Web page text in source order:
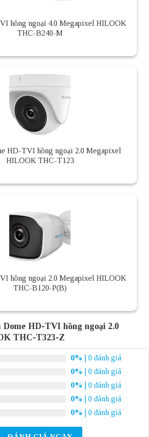
hồng ngoại 4.0 Megapixel HILOOK
THC-B240-M
HD-TVI hồng ngoại 2.0 Megapixel
HILOOK THC-T123
hồng ngoại 2.0 Megapixel HILOOK
THC-B120-P(B)
HD-TVI hồng ngoại 2.0
THC-T323-Z
0%
| 0 đánh giá
0%
| 0 đánh giá
0%
| 0 đánh giá
0%
| 0 đánh giá
0% | 0 đánh giá